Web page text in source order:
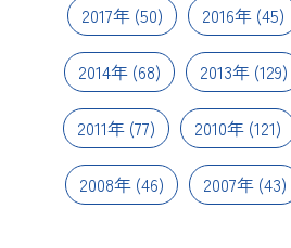
2017年(50) 2016年(45)
2014年 (68) 2013年 (129)
2011年(77) 2010年(121)
2008年(46) 2007年(43)